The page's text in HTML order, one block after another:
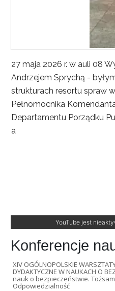
27 maja 2026 r. w auli 08
Andrzejem Sprychą -
strukturach resortu spraw
Pełnomocnika
Departamentu Porządku
a
YouTube jest
Konferencje
XIV OGÓLNOPOLSKIE
DYDAKTYCZNE W NAUKACH O
nauk o bezpieczeństwie.
Odpowiedzialność